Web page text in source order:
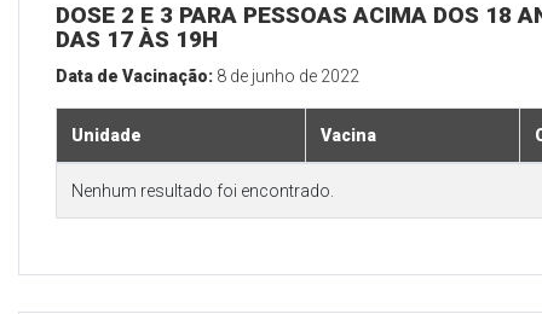
DOSE 2 E 3 PARA PESSOAS ACIMA DOS 18
DAS 17 ÀS 19H
Data de Vacinação: 8 de junho de 2022
Unidade Vacina
Nenhum resultado foi encontrado.